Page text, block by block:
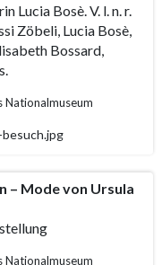
Lucia Bosè. V. l. n. r.
Zöbeli, Lucia Bosè,
Bossard,
Nationalmuseum
– Mode von Ursula
Nationalmuseum